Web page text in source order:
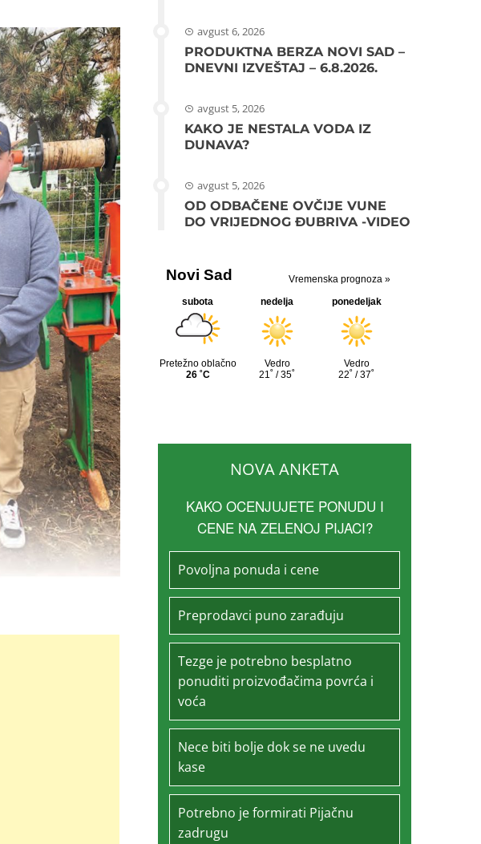
avgust 6, 2026
PRODUKTNA BERZA NOVI SAD –
DNEVNI IZVEŠTAJ – 6.8.2026.
avgust 5, 2026
KAKO JE NESTALA VODA IZ
DUNAVA?
avgust 5, 2026
OD ODBAČENE OVČIJE VUNE
DO VRIJEDNOG ĐUBRIVA -VIDEO
NOVA ANKETA
KAKO OCENJUJETE PONUDU I
CENE NA ZELENOJ PIJACI?
Povoljna ponuda i cene
Preprodavci puno zarađuju
Tezge je potrebno besplatno
ponuditi proizvođačima povrća i
voća
Nece biti bolje dok se ne uvedu
kase
Potrebno je formirati Pijačnu
zadrugu